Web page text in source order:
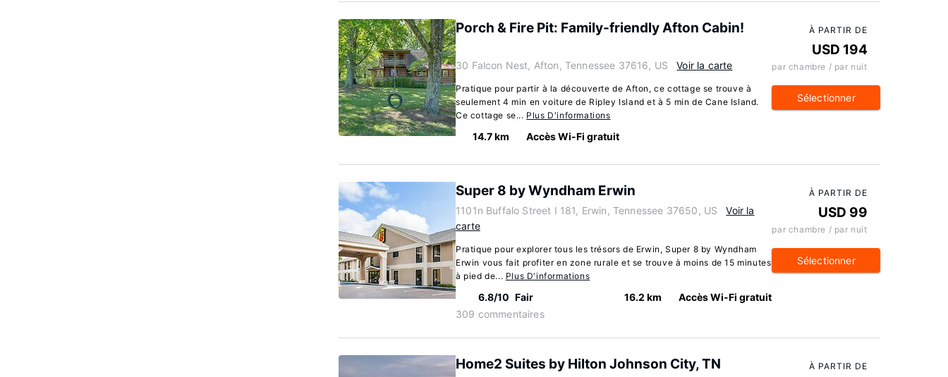
Porch & Fire Pit: Family-friendly Afton Cabin!
30 Falcon Nest, Afton, Tennessee 37616, US Voir la carte
Pratique pour partir à la découverte de Afton, ce cottage se trouve à
seulement 4 min en voiture de Ripley Island et à 5 min de Cane Island.
Ce cottage se... Plus D'informations
14.7 km Accès Wi-Fi gratuit
À PARTIR DE
USD 194
par chambre / par nuit
Sélectionner
Super 8 by Wyndham Erwin
1101n Buffalo Street I 181, Erwin, Tennessee 37650, US
Voir la
carte
Pratique pour explorer tous les trésors de Erwin, Super 8 by Wyndham
Erwin vous fait profiter en zone rurale et se trouve à moins de 15 minutes
à pied de... Plus D'informations
6.8/10 Fair
309 commentaires
16.2 km Accès Wi-Fi gratuit
À PARTIR DE
USD 99
par chambre / par nuit
Sélectionner
Home2 Suites by Hilton Johnson City, TN À PARTIR DE